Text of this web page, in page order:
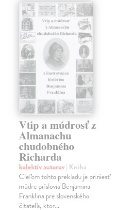
Vtip a múdrosť z
Almanachu
chudobného
Richarda
kolektív autorov| Kniha
Cieľom tohto prekladu je priniesť
múdre príslovia Benjamina
Franklina pre slovenského
čitateľa, ktor...